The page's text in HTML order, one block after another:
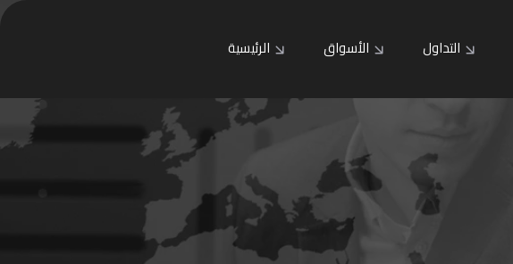
الرئيسية الأسواق التداول